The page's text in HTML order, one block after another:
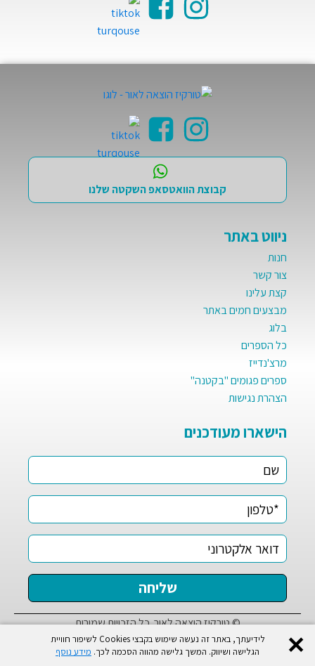
קבוצת הוואטסאפ השקטה שלנו
ניווט באתר
חנות
צור קשר
קצת עלינו
מבצעים חמים באתר
בלוג
כל הספרים
מרצ'נדייז
ספרים פגומים "בקטנה"
הצהרת נגישות
הישארו מעודכנים
© טורקיז הוצאה לאור. כל הזכויות שמורות
לידיעתך, באתר זה נעשה שימוש בקבצי Cookies לשיפור חוויית
הגלישה ושיווק. המשך גלישה מהווה הסכמה לכך. מידע נוסף ✕